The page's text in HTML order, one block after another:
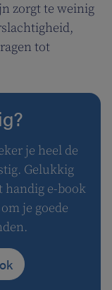
zorgt te weinig
tot
je heel de
Gelukkig
handig e-book
je goede